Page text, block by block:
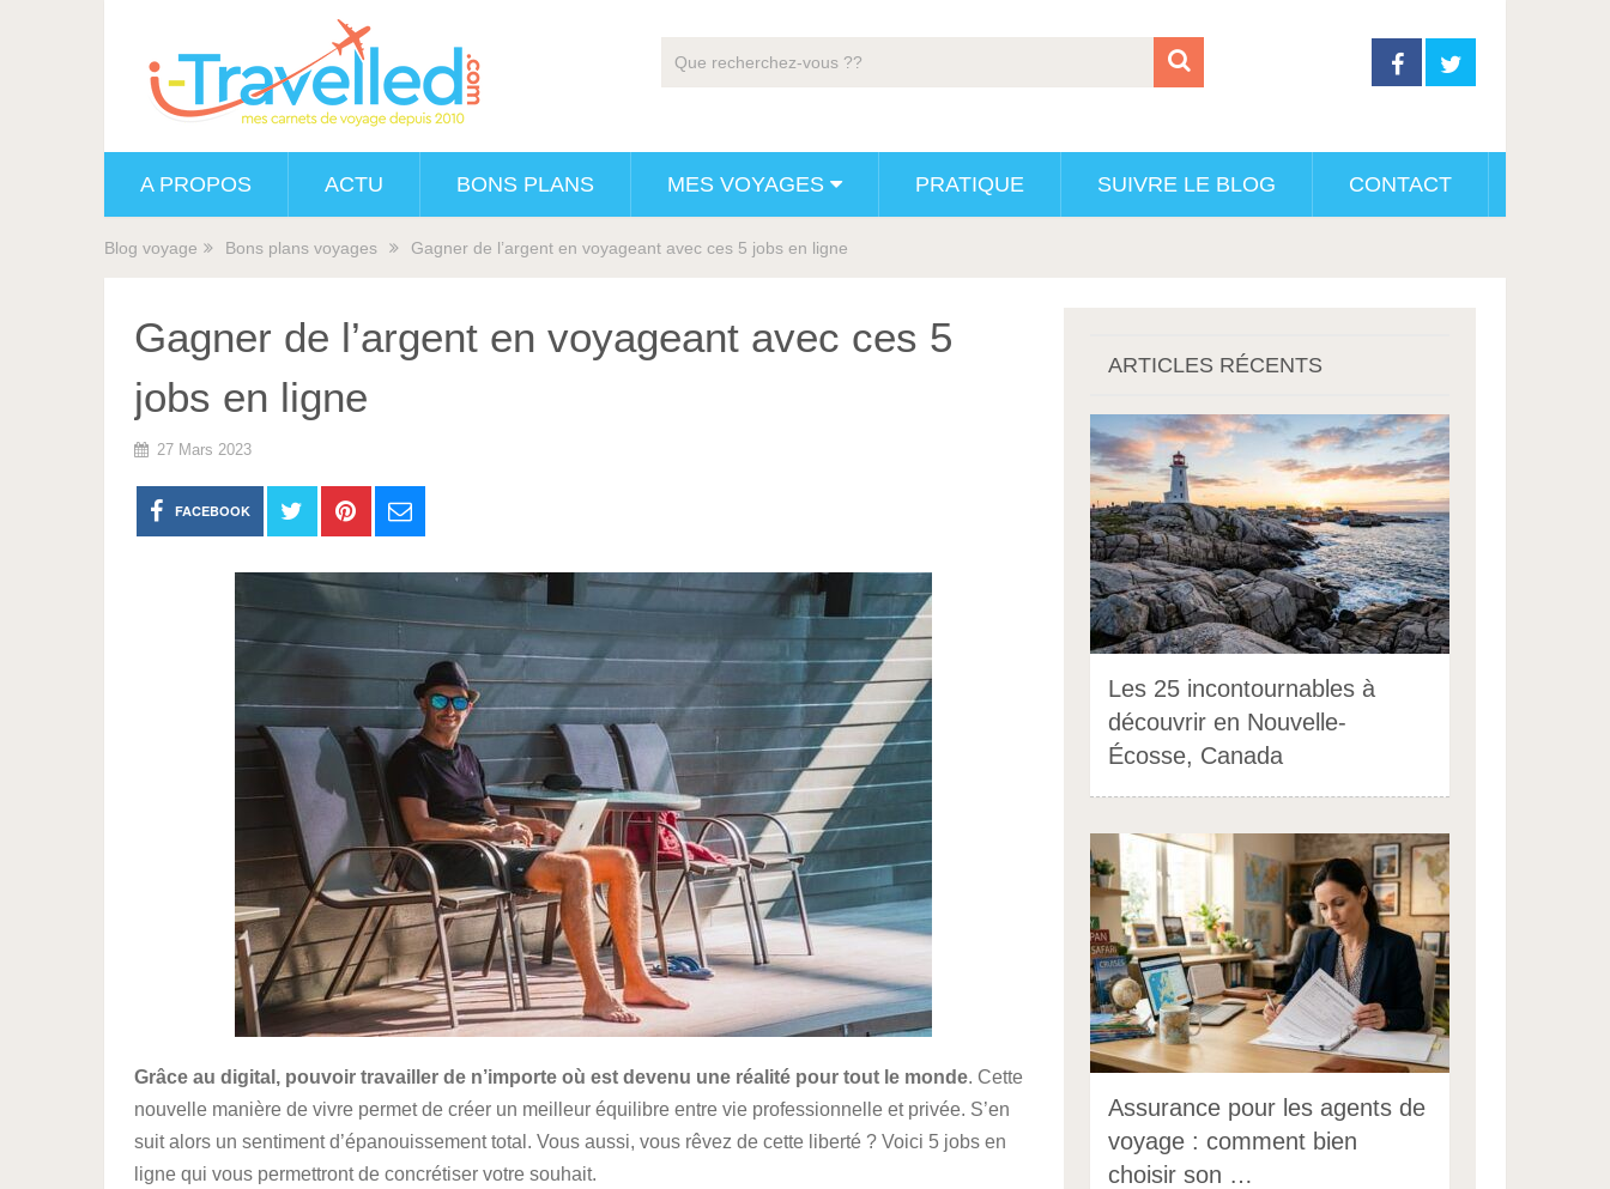
A PROPOS ACTU BONS PLANS MES VOYAGES PRATIQUE SUIVRE LE BLOG CONTACT
Blog voyage Bons plans voyages Gagner de l’argent en voyageant avec ces 5 jobs en ligne
Gagner de l’argent en voyageant avec ces 5
jobs en ligne
27 Mars 2023
FACEBOOK
Grâce au digital, pouvoir travailler de n’importe où est devenu une réalité pour tout le monde. Cette
nouvelle manière de vivre permet de créer un meilleur équilibre entre vie professionnelle et privée. S’en
suit alors un sentiment d’épanouissement total. Vous aussi, vous rêvez de cette liberté ? Voici 5 jobs en
ligne qui vous permettront de concrétiser votre souhait.
ARTICLES RÉCENTS
Les 25 incontournables à
découvrir en Nouvelle-
Écosse, Canada
Assurance pour les agents de
voyage : comment bien
choisir son …